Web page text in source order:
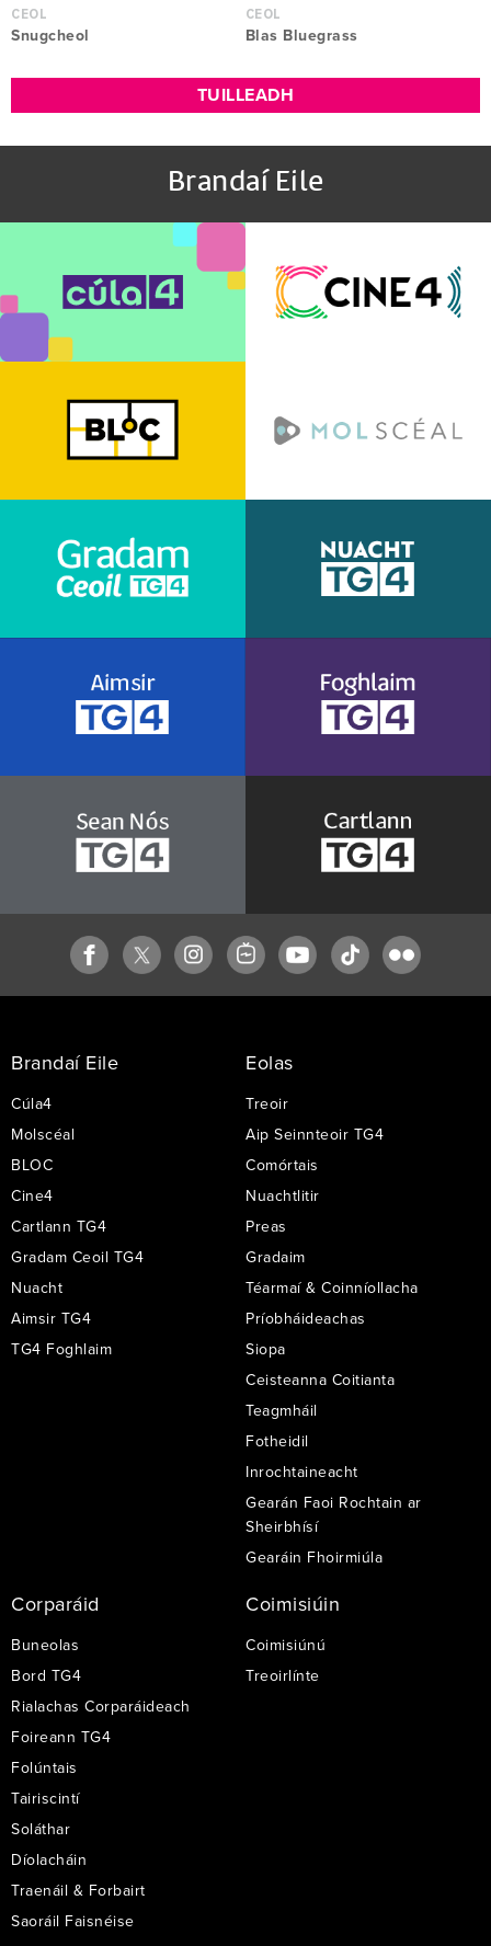
CEOL
Snugcheol
CEOL
Blas Bluegrass
TUILLEADH
Brandaí Eile
Brandaí Eile
Cúla4
Molscéal
BLOC
Cine4
Cartlann TG4
Gradam Ceoil TG4
Nuacht
Aimsir TG4
TG4 Foghlaim
Eolas
Treoir
Aip Seinnteoir TG4
Comórtais
Nuachtlitir
Preas
Gradaim
Téarmaí & Coinníollacha
Príobháideachas
Siopa
Ceisteanna Coitianta
Teagmháil
Fotheidil
Inrochtaineacht
Gearán Faoi Rochtain ar
Sheirbhísí
Gearáin Fhoirmiúla
Corparáid
Buneolas
Bord TG4
Rialachas Corparáideach
Foireann TG4
Folúntais
Tairiscintí
Soláthar
Díolacháin
Traenáil & Forbairt
Saoráil Faisnéise
Coimisiúin
Coimisiúnú
Treoirlínte